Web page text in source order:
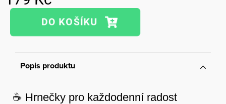
Měrná
Popis produktu
☕ Hrnečky pro každodenní radost